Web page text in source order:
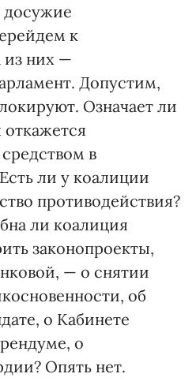
досужие
к
из них —
Допустим,
Означает ли
откажется
в
ли у коалиции
противодействия?
ли коалиция
законопроекты,
— о снятии
об
о Кабинете
о
Опять нет.